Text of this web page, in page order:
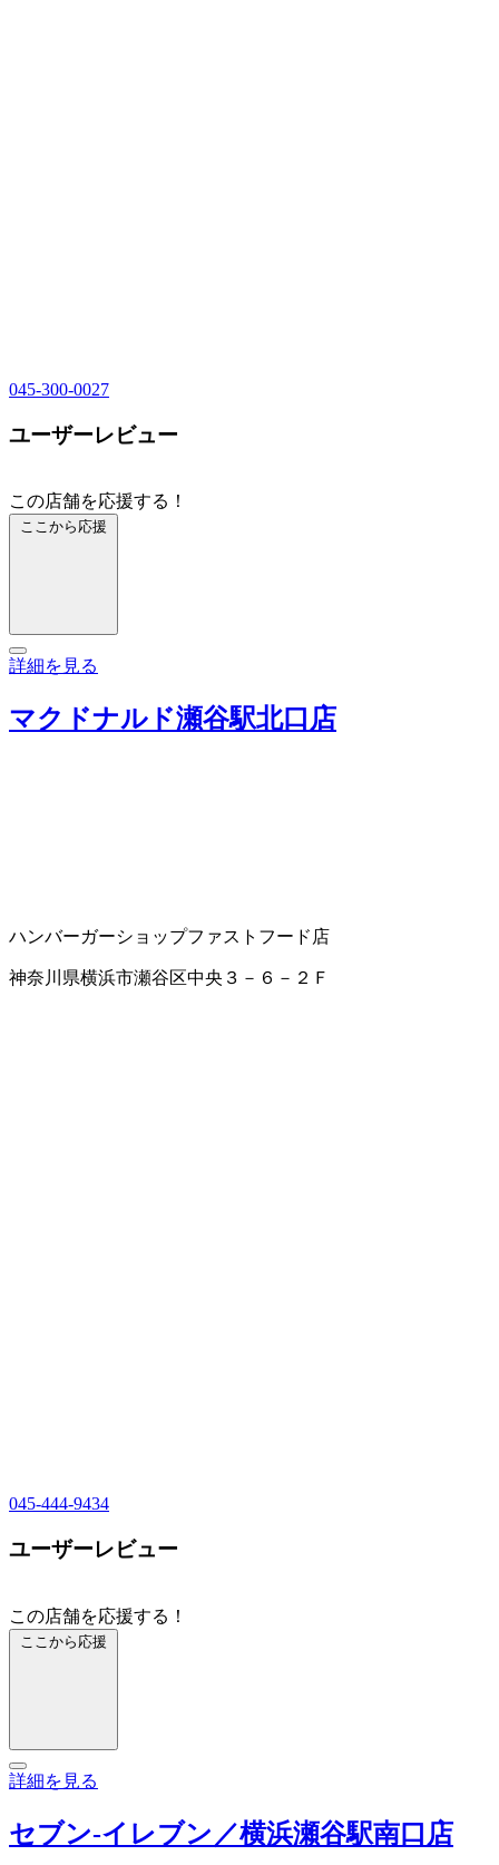
045-300-0027
ユーザーレビュー
この店舗を応援する！
ここから応援
詳細を見る
マクドナルド瀬谷駅北口店
ハンバーガーショップファストフード店
神奈川県横浜市瀬谷区中央３－６－２Ｆ
045-444-9434
ユーザーレビュー
この店舗を応援する！
ここから応援
詳細を見る
セブン‐イレブン／横浜瀬谷駅南口店